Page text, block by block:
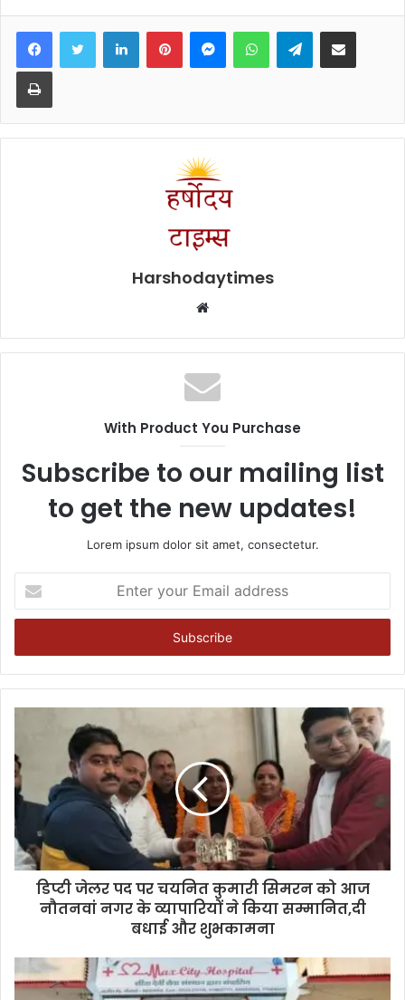
FacebookTwitter LinkedInPinterestMessengerWhatsAppTelegramShare via Email
Print
Harshodaytimes
Website
With Product You Purchase
Subscribe to our mailing list
to get the new updates!
Lorem ipsum dolor sit amet, consectetur.
your
Email
डिप्टी जेलर पद पर चयनित कुमारी सिमरन को आज
नौतनवां नगर के व्यापारियों ने किया सम्मानित,दी
बधाई और शुभकामना